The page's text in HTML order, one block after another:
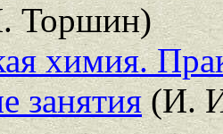
Торшин)
химия.
занятия(И.